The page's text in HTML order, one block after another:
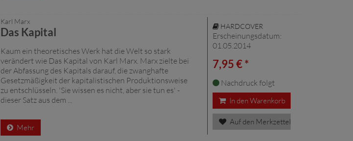
Karl Marx
Das Kapital
Kaum ein theoretisches Werk hat die Welt so stark
verändert wie Das Kapital von Karl Marx. Marx zielte bei
der Abfassung des Kapitals darauf, die zwanghafte
Gesetzmäßigkeit der kapitalistischen Produktionsweise
zu entschlüsseln. 'Sie wissen es nicht, aber sie tun es' -
dieser Satz aus dem ...
Mehr
HARDCOVER
Erscheinungsdatum:
01.05.2014
7,95 € *
Nachdruck folgt
In den Warenkorb
Auf den Merkzettel